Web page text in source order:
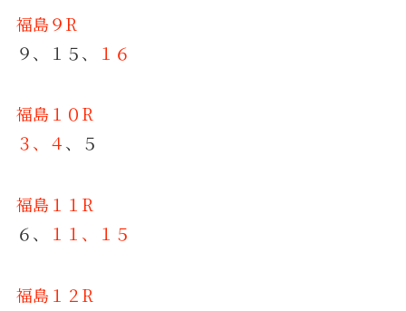
福島９R
９、１５、
１６
福島１０R
３、４、５
福島１１R
６、
１１、１５
福島１２R